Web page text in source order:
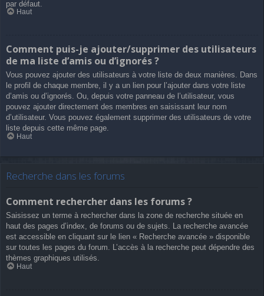
par défaut.
Haut
Comment puis-je ajouter/supprimer des utilisateurs
de ma liste d’amis ou d’ignorés ?
Vous pouvez ajouter des utilisateurs à votre liste de deux manières. Dans
le profil de chaque membre, il y a un lien pour l’ajouter dans votre liste
d’amis ou d’ignorés. Ou, depuis votre panneau de l’utilisateur, vous
pouvez ajouter directement des membres en saisissant leur nom
d’utilisateur. Vous pouvez également supprimer des utilisateurs de votre
liste depuis cette même page.
Haut
Recherche dans les forums
Comment rechercher dans les forums ?
Saisissez un terme à rechercher dans la zone de recherche située en
haut des pages d’index, de forums ou de sujets. La recherche avancée
est accessible en cliquant sur le lien « Recherche avancée » disponible
sur toutes les pages du forum. L’accès à la recherche peut dépendre des
thèmes graphiques utilisés.
Haut